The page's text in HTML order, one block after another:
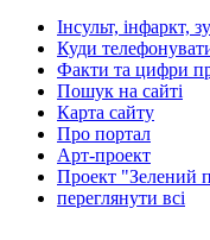
Інсульт, інфаркт,
Куди
Факти та цифри
Пошук на сайті
Карта сайту
Про портал
Арт-проект
Проект "Зелений
переглянути всі